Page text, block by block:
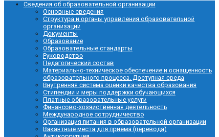
Сведения об образовательной организации
Основные сведения
Структура и органы управления образовательной
организации
Документы
Образование
Образовательные стандарты
Руководство
Педагогический состав
Материально-техническое обеспечение и оснащенность
образовательного процесса. Доступная среда
Внутренняя система оценки качества образования
Стипендии и меры поддержки обучающихся
Платные образовательные услуги
Финансово-хозяйственная деятельность
Международное сотрудничество
Организация питания в образовательной организации
Вакантные места для приёма (перевода)